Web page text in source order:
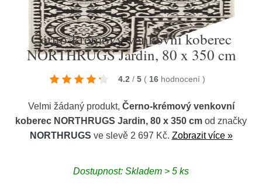
Černo-krémový venkovní koberec
NORTHRUGS Jardin, 80 x 350 cm
4.2 / 5 ( 16 hodnocení )
Velmi žádaný produkt, Černo-krémový venkovní
koberec NORTHRUGS Jardin, 80 x 350 cm od značky
NORTHRUGS ve slevě 2 697 Kč. Zobrazit více »
Dostupnost: Skladem > 5 ks